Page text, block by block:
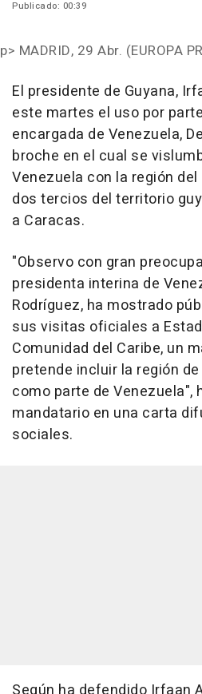
Publicado: 00:39
p> MADRID, 29 Abr. (EUROPA
El presidente de Guyana,
este martes el uso por
encargada de Venezuela,
broche en el cual se
Venezuela con la región
dos tercios del territorio
a Caracas.
"Observo con gran
presidenta interina de
Rodríguez, ha mostrado
sus visitas oficiales a
Comunidad del Caribe, un
pretende incluir la región
como parte de Venezuela",
mandatario en una carta
sociales.